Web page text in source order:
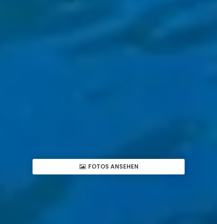
FOTOS ANSEHEN